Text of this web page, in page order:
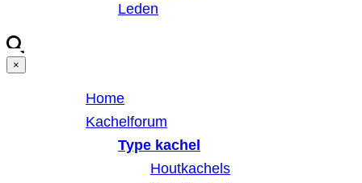
Leden
×
Home
Kachelforum
Type kachel
Houtkachels